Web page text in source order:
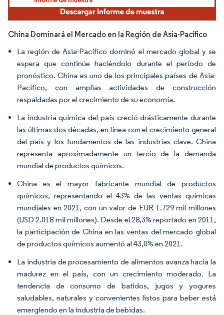
China Dominará el Mercado en la Región de Asia-Pacífico
La región de Asia-Pacífico dominó el mercado global y se
espera que continúe haciéndolo durante el período de
pronóstico. China es uno de los principales países de Asia-
Pacífico, con amplias actividades de construcción
respaldadas por el crecimiento de su economía.
La industria química del país creció drásticamente durante
las últimas dos décadas, en línea con el crecimiento general
del país y los fundamentos de las industrias clave. China
representa aproximadamente un tercio de la demanda
mundial de productos químicos.
China es el mayor fabricante mundial de productos
químicos, representando el 43% de las ventas químicas
mundiales en 2021, con un valor de EUR 1.729 mil millones
(USD 2.018 mil millones). Desde el 28,3% reportado en 2011,
la participación de China en las ventas del mercado global
de productos químicos aumentó al 43,0% en 2021.
La industria de procesamiento de alimentos avanza hacia la
madurez en el país, con un crecimiento moderado. La
tendencia de consumo de batidos, jugos y yogures
saludables, naturales y convenientes listos para beber está
emergiendo en la industria de bebidas.